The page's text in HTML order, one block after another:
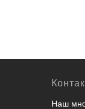
Наш